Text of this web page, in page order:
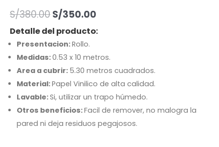
S/380.00S/350.00
Detalle del producto:
Presentacion:Rollo.
Medidas:0.53 x 10 metros.
Area a cubrir: 5.30 metros cuadrados.
Material:Papel Vinilico de alta calidad.
Lavable:Si, utilizar un trapo húmedo.
Otros beneficios:Facil de remover, no malogra la
pared ni deja residuos pegajosos.